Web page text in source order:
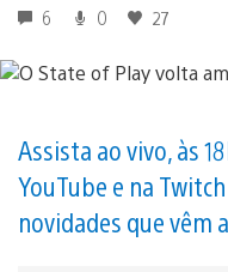
6 0 27
Assista ao vivo, às
YouTube e na
novidades que vêm